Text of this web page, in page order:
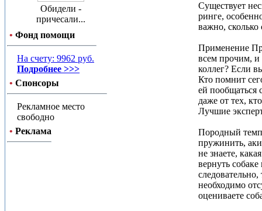
Обидели -
причесали...
• Фонд помощи
На счету: 9962 руб.
Подробнее >>>
• Спонсоры
Рекламное место
свободно
• Реклама
Существует
ринге,
важно, сколько
Применение
всем прочим, и
коллег? Если
Кто помнит
ей пообщаться
даже от тех,
Лучшие
Породный
пружинить,
не знаете,
вернуть
необходимо
оцениваете